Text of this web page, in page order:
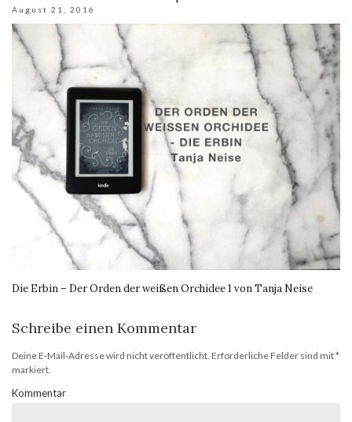
August 21, 2016
Die Erbin – Der Orden der weißen Orchidee 1 von Tanja Neise
Schreibe einen Kommentar
Deine E-Mail-Adresse wird nicht veröffentlicht. Erforderliche Felder sind mit*
markiert.
Kommentar